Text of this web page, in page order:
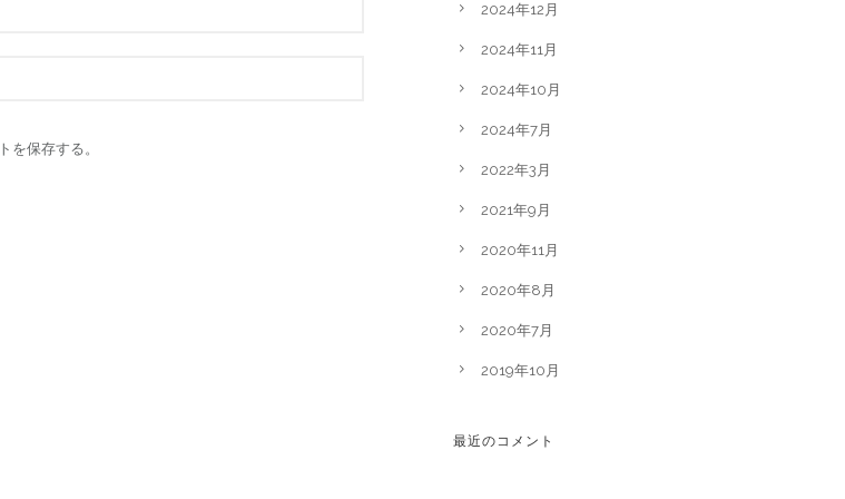
を保存する。
2024年12月
2024年11月
2024年10月
2024年7月
2022年3月
2021年9月
2020年11月
2020年8月
2020年7月
2019年10月
最近のコメント